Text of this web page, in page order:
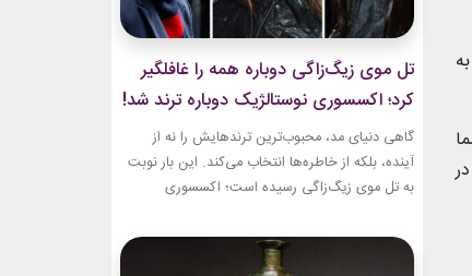
تل موی زیگ‌زاگی دوباره همه را غافلگیر
کرد؛ اکسسوری نوستالژیک دوباره ترند شد!
گاهی دنیای مد، محبوب‌ترین ترندهایش را نه از
آینده، بلکه از خاطره‌ها انتخاب می‌کند. این بار نوبت
به تل موی زیگ‌زاگی رسیده است؛ اکسسوری‌
اوایل دهه ۲۰۰۰ به یاد دارند و حالا با ظاهری آشنا اما
جایگاهی تازه، دوباره به مرکز توجه برگشته است....